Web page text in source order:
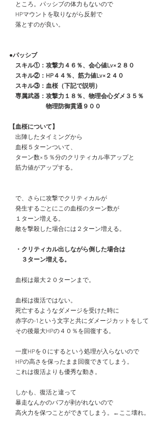
ところ。パッシブの体力もないので
HPマウントを取りながら反射で
落とすのが良い。
●パッシブ
スキル①：攻撃力４６％、会心値Lv×２８０
スキル②：HP４４％、筋力値Lv×２４０
スキル③：血桜（下記で説明）
専属武器：攻撃力１８％、物理会心ダメ３５％
物理防御貫通９００
【血桜について】
出陣したタイミングから
血桜５ターンついて、
ターン数×５％分のクリティカル率アップと
筋力値がアップする。
で、さらに攻撃でクリティカルが
発生するごとにこの血桜のターン数が
１ターン増える。
敵を撃殺した場合には２ターン増える。
・クリティカル出しながら倒した場合は
３ターン増える。
血桜は最大２０ターンまで。
血桜は復活ではない。
死亡するようなダメージを受けた時に
赤字の-1という文字と共にダメージカットをして
その後最大HPの４０％を回復する。
一度HPを０にするという処理が入らないので
HPの高さを保ったまま回復できてしまう。
これは復活よりも優秀な動き。
しかも、復活と違って
暴走なんかのバフが剥がれないので
高火力を保つことができてしまう。←ここ壊れ。